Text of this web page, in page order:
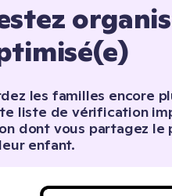
les familles encore
liste de vérification
dont vous partagez le
enfant.